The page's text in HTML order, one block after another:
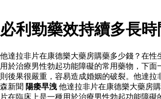
必利勁藥效持續多長
他達拉非片在康德樂大藥房購藥多少錢？在
用於治療男性勃起功能障礙的常用藥物，下
則後果很嚴重，容易造成婚姻的破裂。他達拉
森新聞 陽痿早洩 他達拉非片在康德樂大藥房
片在臨床上是一種用於治療男性勃起功能障